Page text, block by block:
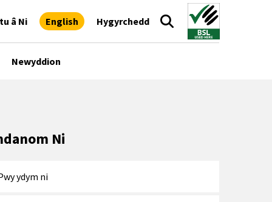
â Ni English Hygyrchedd
Newyddion
Ni
ydym ni